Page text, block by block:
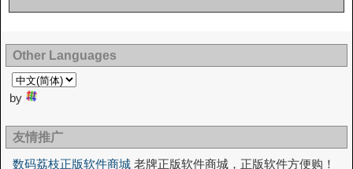
Other Languages
by
友情推广
数码荔枝正版软件商城 老牌正版软件商城，正版软件方便购！